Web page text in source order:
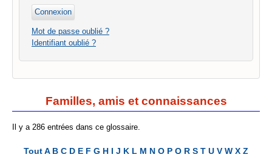
Mot de passe oublié ?
Identifiant oublié ?
Familles, amis et connaissances
Il y a 286 entrées dans ce glossaire.
ToutA B C D E F G H I J K L M N O P Q R S T U V W X Z